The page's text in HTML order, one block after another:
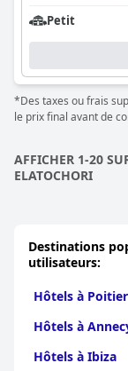
Petit
*Des taxes ou frais
le prix final avant de
AFFICHER 1-20
ELATOCHORI
Destinations
utilisateurs:
Hôtels à
Hôtels à
Hôtels à Ibiza